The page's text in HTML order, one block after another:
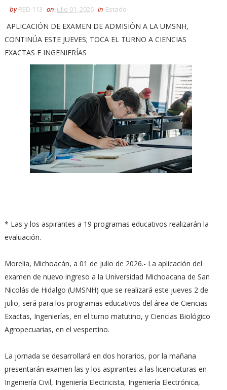
by RED 113 on julio 01, 2026 in Estado
APLICACIÓN DE EXAMEN DE ADMISIÓN A LA UMSNH,
CONTINÚA ESTE JUEVES; TOCA EL TURNO A CIENCIAS
EXACTAS E INGENIERÍAS
* Las y los aspirantes a 19 programas educativos realizarán la
evaluación.
Morelia, Michoacán, a 01 de julio de 2026.- La aplicación del
examen de nuevo ingreso a la Universidad Michoacana de San
Nicolás de Hidalgo (UMSNH) que se realizará este jueves 2 de
julio, será para los programas educativos del área de Ciencias
Exactas, Ingenierías, en el turno matutino, y Ciencias Biológico
Agropecuarias, en el vespertino.
La jornada se desarrollará en dos horarios, por la mañana
presentarán examen las y los aspirantes a las licenciaturas en
Ingeniería Civil, Ingeniería Electricista, Ingeniería Electrónica,